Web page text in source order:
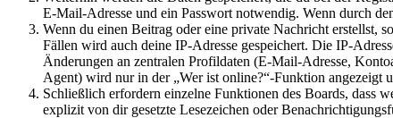
E-Mail-Adresse und ein Passwort notwendig. Wenn durch
Wenn du einen Beitrag oder eine private Nachricht erstellst,
Fällen wird auch deine IP-Adresse gespeichert. Die IP-
Änderungen an zentralen Profildaten (E-Mail-Adresse,
Agent) wird nur in der „Wer ist online?“-Funktion angezeigt
Schließlich erfordern einzelne Funktionen des Boards, dass
explizit von dir gesetzte Lesezeichen oder